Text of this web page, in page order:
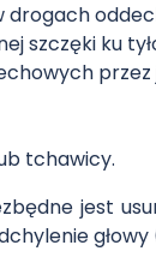
drogach
szczęki ku
tchawicy.
jest